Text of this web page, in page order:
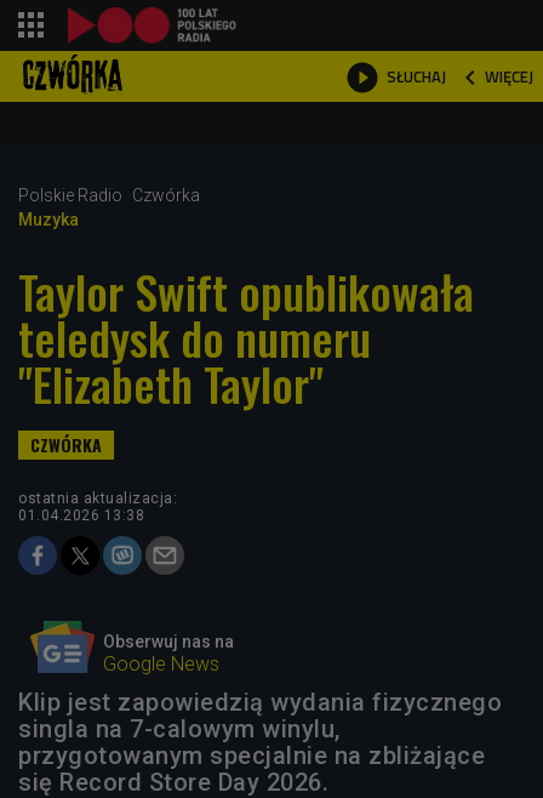
 SŁUCHAJ  WIĘCEJ

Polskie Radio
Czwórka
Muzyka
Taylor Swift opublikowała
teledysk do numeru
"Elizabeth Taylor"
ostatnia aktualizacja:
01.04.2026 13:38
Obserwuj nas na
Google News
Klip jest zapowiedzią wydania fizycznego
singla na 7-calowym winylu,
przygotowanym specjalnie na zbliżające
się Record Store Day 2026.